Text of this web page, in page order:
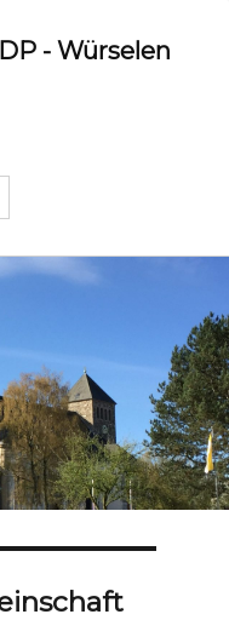
- Würselen